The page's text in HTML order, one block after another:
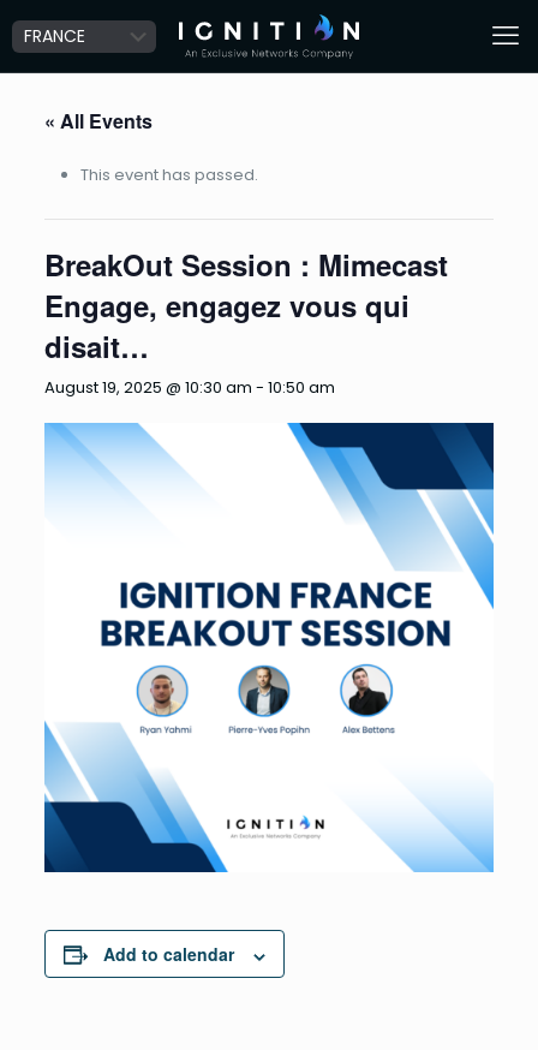
« All Events
This event has passed.
BreakOut Session : Mimecast
Engage, engagez vous qui
disait…
August 19, 2025 @ 10:30 am - 10:50 am
Add to calendar